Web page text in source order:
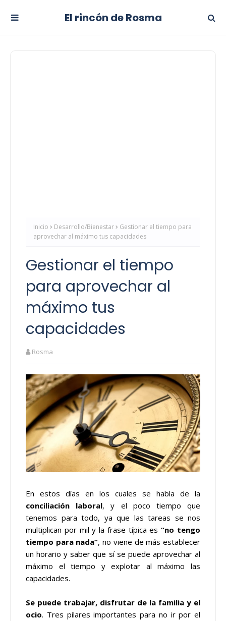
El rincón de Rosma
Inicio Desarrollo/Bienestar
Gestionar el tiempo para
aprovechar al máximo tus capacidades
Gestionar el tiempo
para aprovechar al
máximo tus
capacidades
Rosma
En estos días en los cuales se habla de la
conciliación laboral, y el poco tiempo que
tenemos para todo, ya que las tareas se nos
multiplican por mil y la frase típica es“no tengo
tiempo para nada”, no viene de más establecer
un horario y saber que sí se puede aprovechar al
máximo el tiempo y explotar al máximo las
capacidades.
Se puede trabajar, disfrutar de la familia y el
ocio. Tres pilares importantes para no ir por el